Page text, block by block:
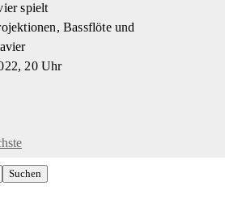
spielt
Bassflöte und
20 Uhr
Suchen